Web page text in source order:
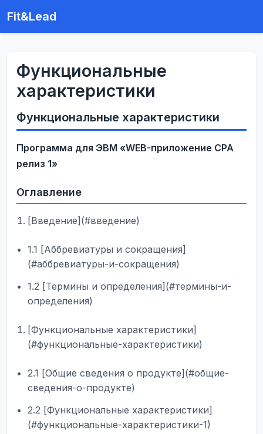
Fit&Lead
Функциональные
характеристики
Функциональные характеристики
Программа для ЭВМ «WEB-приложение CPA
релиз 1»
Оглавление
[Введение](#введение)
1.1 [Аббревиатуры и сокращения]
(#аббревиатуры-и-сокращения)
1.2 [Термины и определения](#термины-и-
определения)
[Функциональные характеристики]
(#функциональные-характеристики)
2.1 [Общие сведения о продукте](#общие-
сведения-о-продукте)
2.2 [Функциональные характеристики]
(#функциональные-характеристики-1)